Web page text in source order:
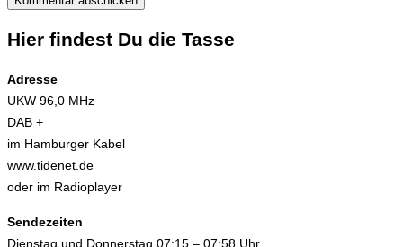
Hier findest Du die Tasse
Adresse
UKW 96,0 MHz
DAB +
im Hamburger Kabel
www.tidenet.de
oder im Radioplayer
Sendezeiten
Dienstag und Donnerstag 07:15 – 07:58 Uhr